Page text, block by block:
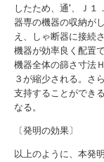
したため、通′、Ｊ１
器専の機器の収納が
え、しゃ断器に接続
機器が効率良く配置
機器全体の篩さ寸法
３が縮少される。さ
支持することができ
なる。
〔発明の効果〕
以上のように、本発